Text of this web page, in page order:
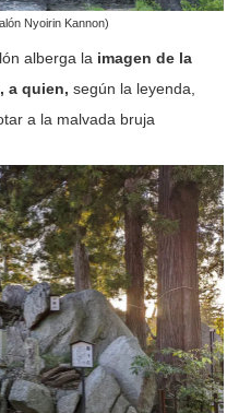
Nyoirin Kannon)
alberga la imagen de la
a quien, según la leyenda,
a la malvada bruja